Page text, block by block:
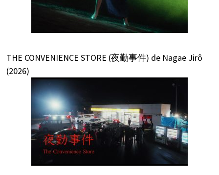
THE CONVENIENCE STORE (夜勤事件) de Nagae Jirô
(2026)